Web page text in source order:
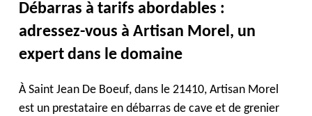
Débarras à tarifs abordables :
adressez-vous à Artisan Morel, un
expert dans le domaine
À Saint Jean De Boeuf, dans le 21410, Artisan Morel
est un prestataire en débarras de cave et de grenier